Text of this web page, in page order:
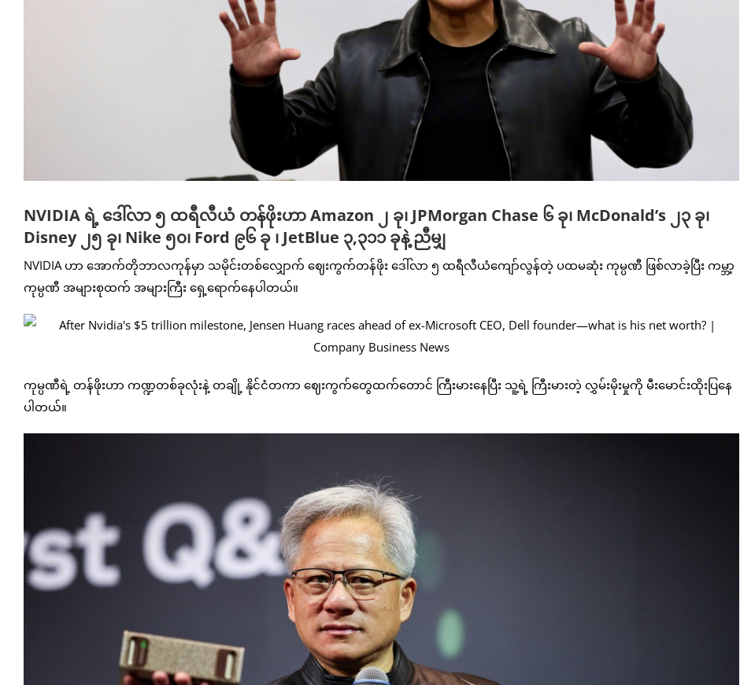
NVIDIA ရဲ့ ဒေါ်လာ ၅ ထရီလီယံ တန်ဖိုးဟာ Amazon ၂ ခု၊ JPMorgan Chase ၆ ခု၊ McDonald’s ၂၃ ခု၊
Disney ၂၅ ခု၊ Nike ၅၀၊ Ford ၉၆ ခု ၊ JetBlue ၃,၃၁၁ ခုနဲ့ ညီမျှ
NVIDIA ဟာ အောက်တိုဘာလကုန်မှာ သမိုင်းတစ်လျှောက် ဈေးကွက်တန်ဖိုး ဒေါ်လာ ၅ ထရီလီယံကျော်လွန်တဲ့ ပထမဆုံး ကုမ္ပဏီ ဖြစ်လာခဲ့ပြီး ကမ္ဘာ့
ကုမ္ပဏီ အများစုထက် အများကြီး ရှေ့ရောက်နေပါတယ်။
ကုမ္ပဏီရဲ့ တန်ဖိုးဟာ ကဏ္ဍတစ်ခုလုံးနဲ့ တချို့ နိုင်ငံတကာ ဈေးကွက်တွေထက်တောင် ကြီးမားနေပြီး သူ့ရဲ့ ကြီးမားတဲ့ လွှမ်းမိုးမှုကို မီးမောင်းထိုးပြနေ
ပါတယ်။